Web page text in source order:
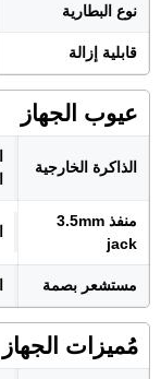
نوع البطارية
قابلية إزالة
عيوب الجهاز
الذاكرة الخارجية
منفذ 3.5mm
jack
مستشعر بصمة
مُميزات الجهاز